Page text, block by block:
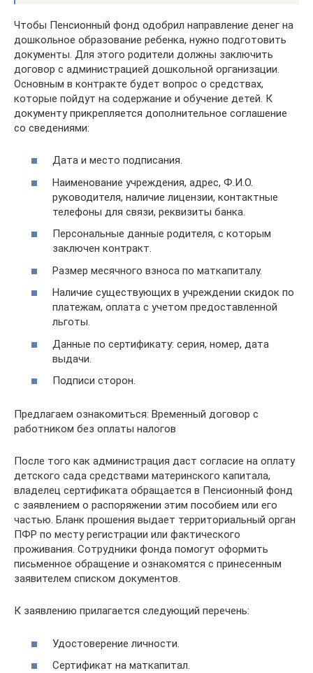
Чтобы Пенсионный фонд одобрил направление денег на
дошкольное образование ребенка, нужно подготовить
документы. Для этого родители должны заключить
договор с администрацией дошкольной организации.
Основным в контракте будет вопрос о средствах,
которые пойдут на содержание и обучение детей. К
документу прикрепляется дополнительное соглашение
со сведениями:
Дата и место подписания.
Наименование учреждения, адрес, Ф.И.О.
руководителя, наличие лицензии, контактные
телефоны для связи, реквизиты банка.
Персональные данные родителя, с которым
заключен контракт.
Размер месячного взноса по маткапиталу.
Наличие существующих в учреждении скидок по
платежам, оплата с учетом предоставленной
льготы.
Данные по сертификату: серия, номер, дата
выдачи.
Подписи сторон.
Предлагаем ознакомиться: Временный договор с
работником без оплаты налогов
После того как администрация даст согласие на оплату
детского сада средствами материнского капитала,
владелец сертификата обращается в Пенсионный фонд
с заявлением о распоряжении этим пособием или его
частью. Бланк прошения выдает территориальный орган
ПФР по месту регистрации или фактического
проживания. Сотрудники фонда помогут оформить
письменное обращение и ознакомятся с принесенным
заявителем списком документов.
К заявлению прилагается следующий перечень:
Удостоверение личности.
Сертификат на маткапитал.